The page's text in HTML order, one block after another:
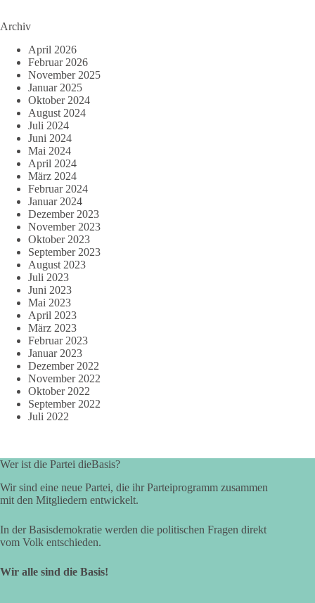
Archiv
April 2026
Februar 2026
November 2025
Januar 2025
Oktober 2024
August 2024
Juli 2024
Juni 2024
Mai 2024
April 2024
März 2024
Februar 2024
Januar 2024
Dezember 2023
November 2023
Oktober 2023
September 2023
August 2023
Juli 2023
Juni 2023
Mai 2023
April 2023
März 2023
Februar 2023
Januar 2023
Dezember 2022
November 2022
Oktober 2022
September 2022
Juli 2022
Wer ist die Partei dieBasis?
Wir sind eine neue Partei, die ihr Parteiprogramm zusammen
mit den Mitgliedern entwickelt.
In der Basisdemokratie werden die politischen Fragen direkt
vom Volk entschieden.
Wir alle sind die Basis!